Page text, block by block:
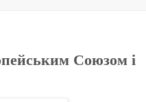
Союзом і